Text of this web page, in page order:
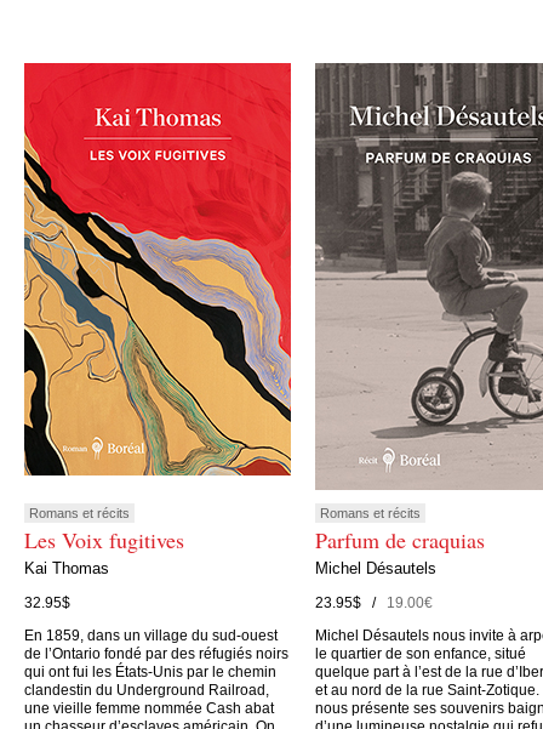
Romans et récits
Les Voix fugitives
Kai Thomas
32.95$
En 1859, dans un village du sud-ouest
de l’Ontario fondé par des réfugiés noirs
qui ont fui les États-Unis par le chemin
clandestin du Underground Railroad,
une vieille femme nommée Cash abat
Romans et récits
Parfum de craquias
Michel Désautels
23.95$ /19.00€
Michel Désautels nous invite à
le quartier de son enfance, situé
quelque part à l’est de la rue
et au nord de la rue Saint-Zotique.
nous présente ses souvenirs